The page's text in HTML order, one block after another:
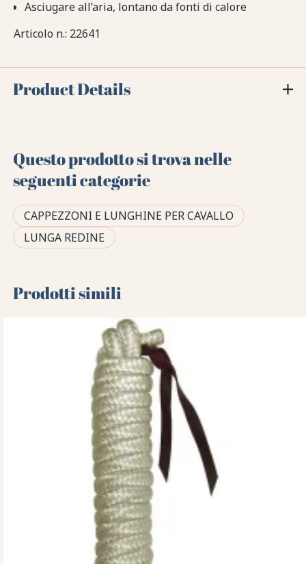
Asciugare all’aria, lontano da fonti di calore
Articolo n.: 22641
Product Details
Questo prodotto si trova nelle
seguenti categorie
CAPPEZZONI E LUNGHINE PER CAVALLO
LUNGA REDINE
Prodotti simili